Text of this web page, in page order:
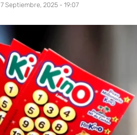
7 Septiembre, 2025 - 19:07